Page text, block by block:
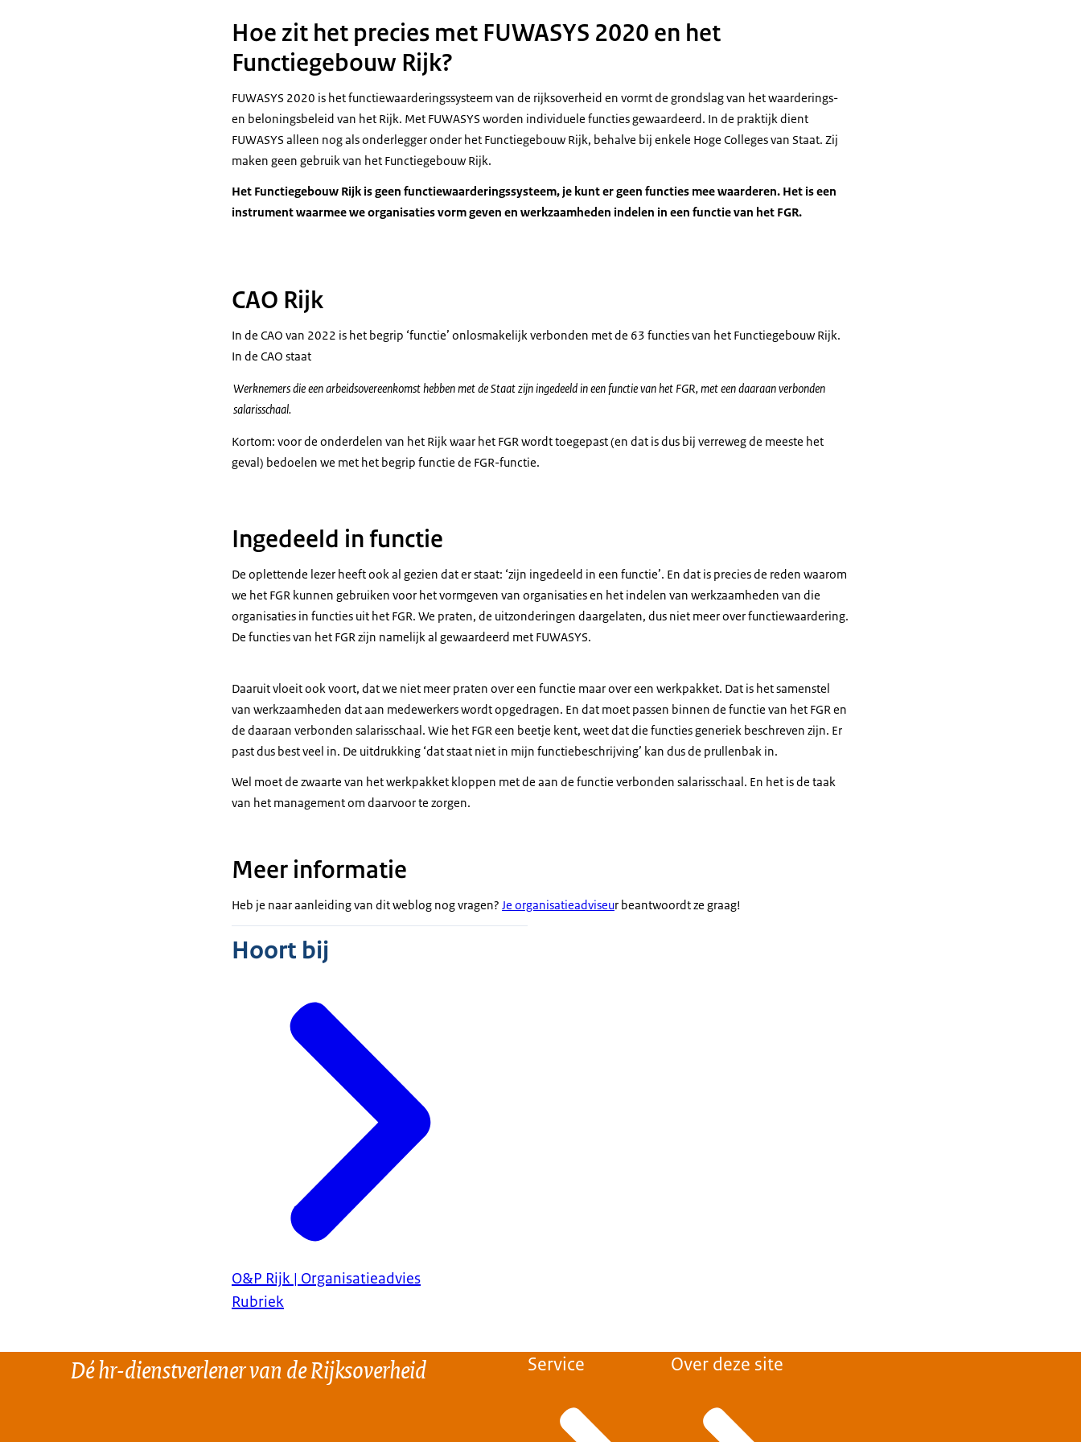
Hoe zit het precies met FUWASYS 2020 en het
Functiegebouw Rijk?
FUWASYS 2020 is het functiewaarderingssysteem van de rijksoverheid en vormt de grondslag van het waarderings-
en beloningsbeleid van het Rijk. Met FUWASYS worden individuele functies gewaardeerd. In de praktijk dient
FUWASYS alleen nog als onderlegger onder het Functiegebouw Rijk, behalve bij enkele Hoge Colleges van Staat. Zij
maken geen gebruik van het Functiegebouw Rijk.
Het Functiegebouw Rijk is geen functiewaarderingssysteem, je kunt er geen functies mee waarderen. Het is een
instrument waarmee we organisaties vorm geven en werkzaamheden indelen in een functie van het FGR.
CAO Rijk
In de CAO van 2022 is het begrip ‘functie’ onlosmakelijk verbonden met de 63 functies van het Functiegebouw Rijk.
In de CAO staat
Werknemers die een arbeidsovereenkomst hebben met de Staat zijn ingedeeld in een functie van het FGR, met een daaraan verbonden
salarisschaal.
Kortom: voor de onderdelen van het Rijk waar het FGR wordt toegepast (en dat is dus bij verreweg de meeste het
geval) bedoelen we met het begrip functie de FGR-functie.
Ingedeeld in functie
De oplettende lezer heeft ook al gezien dat er staat: ‘zijn ingedeeld in een functie’. En dat is precies de reden waarom
we het FGR kunnen gebruiken voor het vormgeven van organisaties en het indelen van werkzaamheden van die
organisaties in functies uit het FGR. We praten, de uitzonderingen daargelaten, dus niet meer over functiewaardering.
De functies van het FGR zijn namelijk al gewaardeerd met FUWASYS.
Daaruit vloeit ook voort, dat we niet meer praten over een functie maar over een werkpakket. Dat is het samenstel
van werkzaamheden dat aan medewerkers wordt opgedragen. En dat moet passen binnen de functie van het FGR en
de daaraan verbonden salarisschaal. Wie het FGR een beetje kent, weet dat die functies generiek beschreven zijn. Er
past dus best veel in. De uitdrukking ‘dat staat niet in mijn functiebeschrijving’ kan dus de prullenbak in.
Wel moet de zwaarte van het werkpakket kloppen met de aan de functie verbonden salarisschaal. En het is de taak
van het management om daarvoor te zorgen.
Meer informatie
Heb je naar aanleiding van dit weblog nog vragen? Je organisatieadviseur beantwoordt ze graag!
Hoort bij
O&P Rijk | Organisatieadvies
Rubriek
Dé hr-dienstverlener van de Rijksoverheid Service Over deze site